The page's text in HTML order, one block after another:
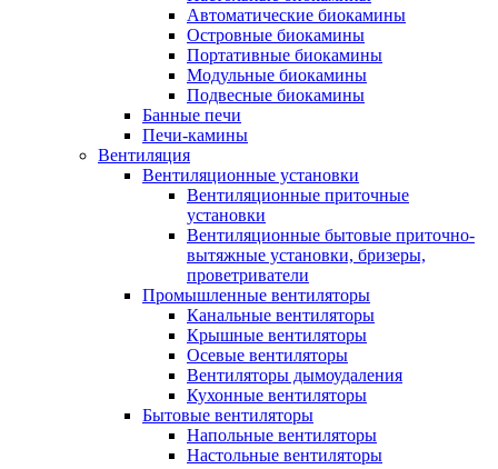
Автоматические биокамины
Островные биокамины
Портативные биокамины
Модульные биокамины
Подвесные биокамины
Банные печи
Печи-камины
Вентиляция
Вентиляционные установки
Вентиляционные приточные
установки
Вентиляционные бытовые приточно-
вытяжные установки, бризеры,
проветриватели
Промышленные вентиляторы
Канальные вентиляторы
Крышные вентиляторы
Осевые вентиляторы
Вентиляторы дымоудаления
Кухонные вентиляторы
Бытовые вентиляторы
Напольные вентиляторы
Настольные вентиляторы